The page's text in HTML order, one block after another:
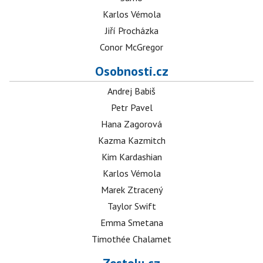
Karlos Vémola
Jiří Procházka
Conor McGregor
Osobnosti.cz
Andrej Babiš
Petr Pavel
Hana Zagorová
Kazma Kazmitch
Kim Kardashian
Karlos Vémola
Marek Ztracený
Taylor Swift
Emma Smetana
Timothée Chalamet